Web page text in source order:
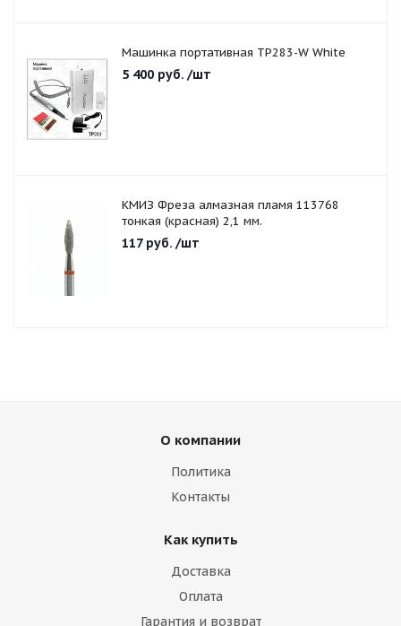
Машинка портативная TP283-W White
5 400 руб. /шт
КМИЗ Фреза алмазная пламя 113768
тонкая (красная) 2,1 мм.
117руб. /шт
О компании
Политика
Контакты
Как купить
Доставка
Оплата
Гарантия и возврат